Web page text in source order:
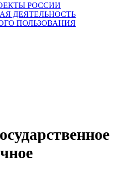
РОССИИ
ДЕЯТЕЛЬНОСТЬ
ПОЛЬЗОВАНИЯ